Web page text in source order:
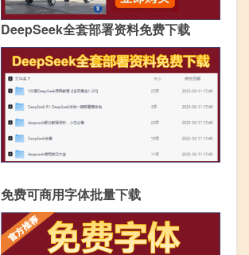
DeepSeek全套部署资料免费下载
免费可商用字体批量下载